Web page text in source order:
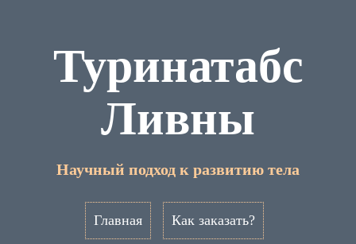
Туринатабс
Ливны
Научный подход к развитию тела
Главная Как заказать?